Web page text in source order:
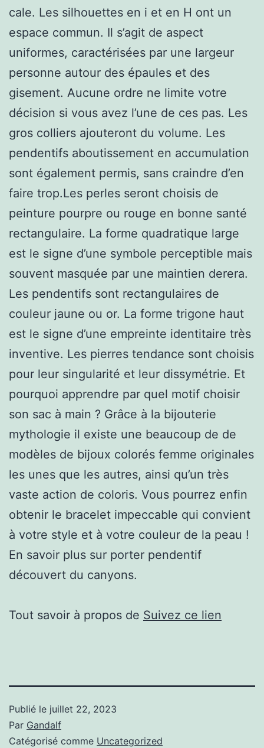
cale. Les silhouettes en i et en H ont un
espace commun. Il s’agit de aspect
uniformes, caractérisées par une largeur
personne autour des épaules et des
gisement. Aucune ordre ne limite votre
décision si vous avez l’une de ces pas. Les
gros colliers ajouteront du volume. Les
pendentifs aboutissement en accumulation
sont également permis, sans craindre d’en
faire trop.Les perles seront choisis de
peinture pourpre ou rouge en bonne santé
rectangulaire. La forme quadratique large
est le signe d’une symbole perceptible mais
souvent masquée par une maintien derera.
Les pendentifs sont rectangulaires de
couleur jaune ou or. La forme trigone haut
est le signe d’une empreinte identitaire très
inventive. Les pierres tendance sont choisis
pour leur singularité et leur dissymétrie. Et
pourquoi apprendre par quel motif choisir
son sac à main ? Grâce à la bijouterie
mythologie il existe une beaucoup de de
modèles de bijoux colorés femme originales
les unes que les autres, ainsi qu’un très
vaste action de coloris. Vous pourrez enfin
obtenir le bracelet impeccable qui convient
à votre style et à votre couleur de la peau !
En savoir plus sur porter pendentif
découvert du canyons.
Tout savoir à propos de Suivez ce lien
Publié le juillet 22, 2023
Par Gandalf
Catégorisé comme Uncategorized